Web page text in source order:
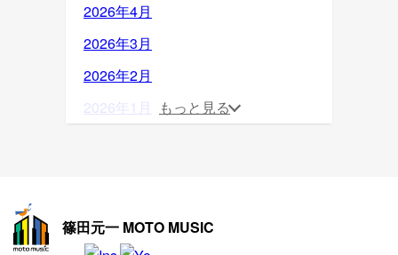
2026年4月
2026年3月
2026年2月
2026年1月
2025年9月
もっと見る
篠田元一 MOTO MUSIC